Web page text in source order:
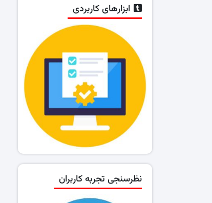
ابزارهای کاربردی
نظرسنجی تجربه کاربران